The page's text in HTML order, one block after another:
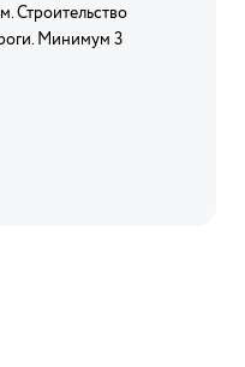
Строительство
Минимум 3